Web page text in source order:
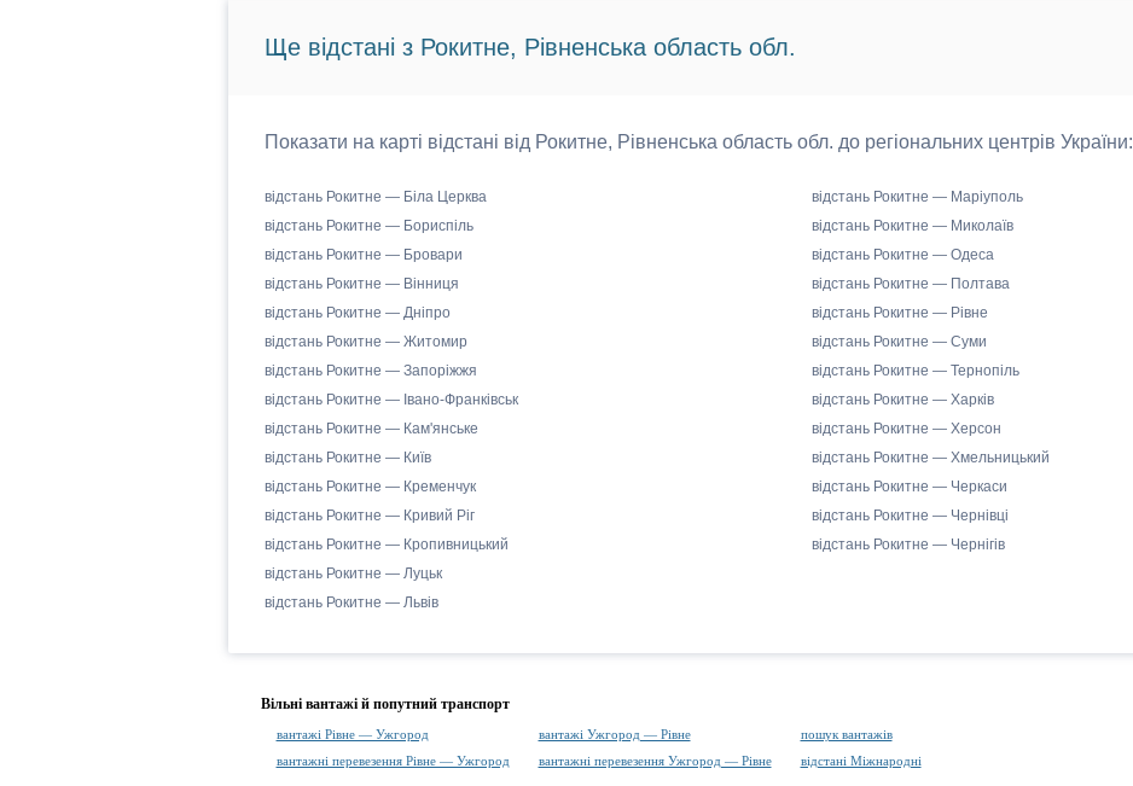
Ще відстані з Рокитне, Рівненська область обл.
Показати на карті відстані від Рокитне, Рівненська область обл. до регіональних центрів України:
відстань Рокитне — Біла Церква
відстань Рокитне — Бориспіль
відстань Рокитне — Бровари
відстань Рокитне — Вінниця
відстань Рокитне — Дніпро
відстань Рокитне — Житомир
відстань Рокитне — Запоріжжя
відстань Рокитне — Івано-Франківськ
відстань Рокитне — Кам'янське
відстань Рокитне — Київ
відстань Рокитне — Кременчук
відстань Рокитне — Кривий Ріг
відстань Рокитне — Кропивницький
відстань Рокитне — Луцьк
відстань Рокитне — Львів
відстань Рокитне — Маріуполь
відстань Рокитне — Миколаїв
відстань Рокитне — Одеса
відстань Рокитне — Полтава
відстань Рокитне — Рівне
відстань Рокитне — Суми
відстань Рокитне — Тернопіль
відстань Рокитне — Харків
відстань Рокитне — Херсон
відстань Рокитне — Хмельницький
відстань Рокитне — Черкаси
відстань Рокитне — Чернівці
відстань Рокитне — Чернігів
Вільні вантажі й попутний транспорт
вантажі Рівне — Ужгород вантажі Ужгород — Рівне
пошук вантажів
вантажні перевезення Рівне — Ужгород
вантажні перевезення Ужгород — Рівне відстані Міжнародні